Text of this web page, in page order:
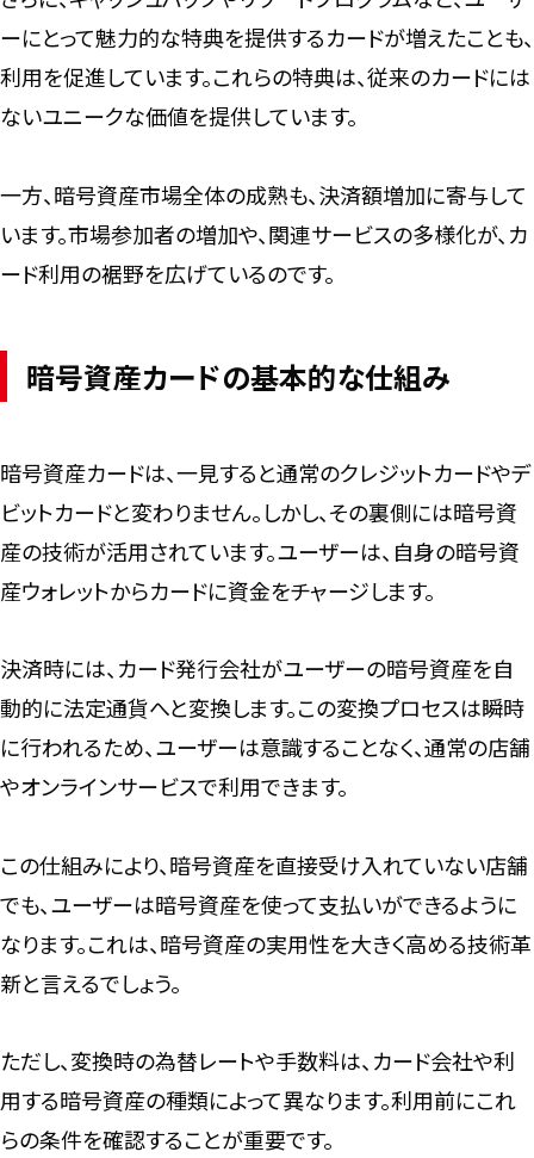
ーにとって魅力的な特典を提供するカードが増えたことも、
利用を促進しています。これらの特典は、従来のカードには
ないユニークな価値を提供しています。
一方、暗号資産市場全体の成熟も、決済額増加に寄与して
います。市場参加者の増加や、関連サービスの多様化が、カ
ード利用の裾野を広げているのです。
暗号資産カードの基本的な仕組み
暗号資産カードは、一見すると通常のクレジットカードやデ
ビットカードと変わりません。しかし、その裏側には暗号資
産の技術が活用されています。ユーザーは、自身の暗号資
産ウォレットからカードに資金をチャージします。
決済時には、カード発行会社がユーザーの暗号資産を自
動的に法定通貨へと変換します。この変換プロセスは瞬時
に行われるため、ユーザーは意識することなく、通常の店舗
やオンラインサービスで利用できます。
この仕組みにより、暗号資産を直接受け入れていない店舗
でも、ユーザーは暗号資産を使って支払いができるように
なります。これは、暗号資産の実用性を大きく高める技術革
新と言えるでしょう。
ただし、変換時の為替レートや手数料は、カード会社や利
用する暗号資産の種類によって異なります。利用前にこれ
らの条件を確認することが重要です。